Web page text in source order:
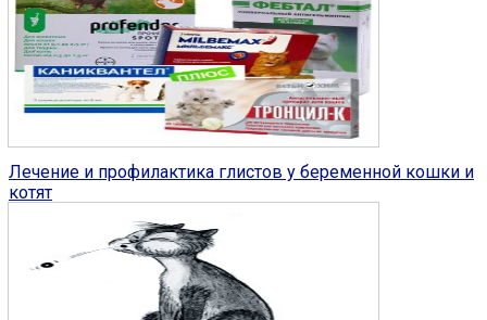
Глисты у кошек 2
Лечение и профилактика глистов у беременной кошки и
котят